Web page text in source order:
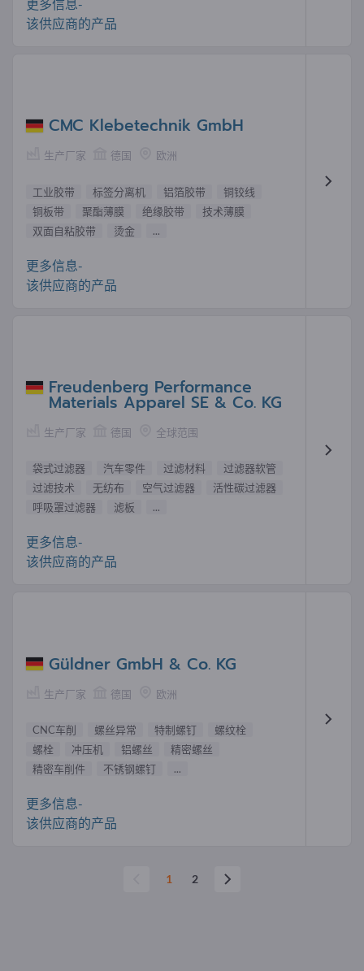
更多信息-
该供应商的产品
CMC Klebetechnik GmbH
生产厂家 德国 欧洲
工业胶带 标签分离机 铝箔胶带
铜铰线
铜板带
聚酯薄膜 绝缘胶带
技术薄膜
双面自粘胶带
烫金 ...
更多信息-
该供应商的产品
Freudenberg Performance
Materials Apparel SE & Co. KG
生产厂家 德国 全球范围
袋式过滤器 汽车零件 过滤材料
过滤器软管
过滤技术
无纺布 空气过滤器
活性碳过滤器
呼吸罩过滤器
滤板 ...
更多信息-
该供应商的产品
Güldner GmbH & Co. KG
生产厂家 德国 欧洲
CNC车削 螺丝异常 特制螺钉
螺纹栓
螺栓
冲压机 铝螺丝
精密螺丝
精密车削件
不锈钢螺钉 ...
更多信息-
该供应商的产品
1 2